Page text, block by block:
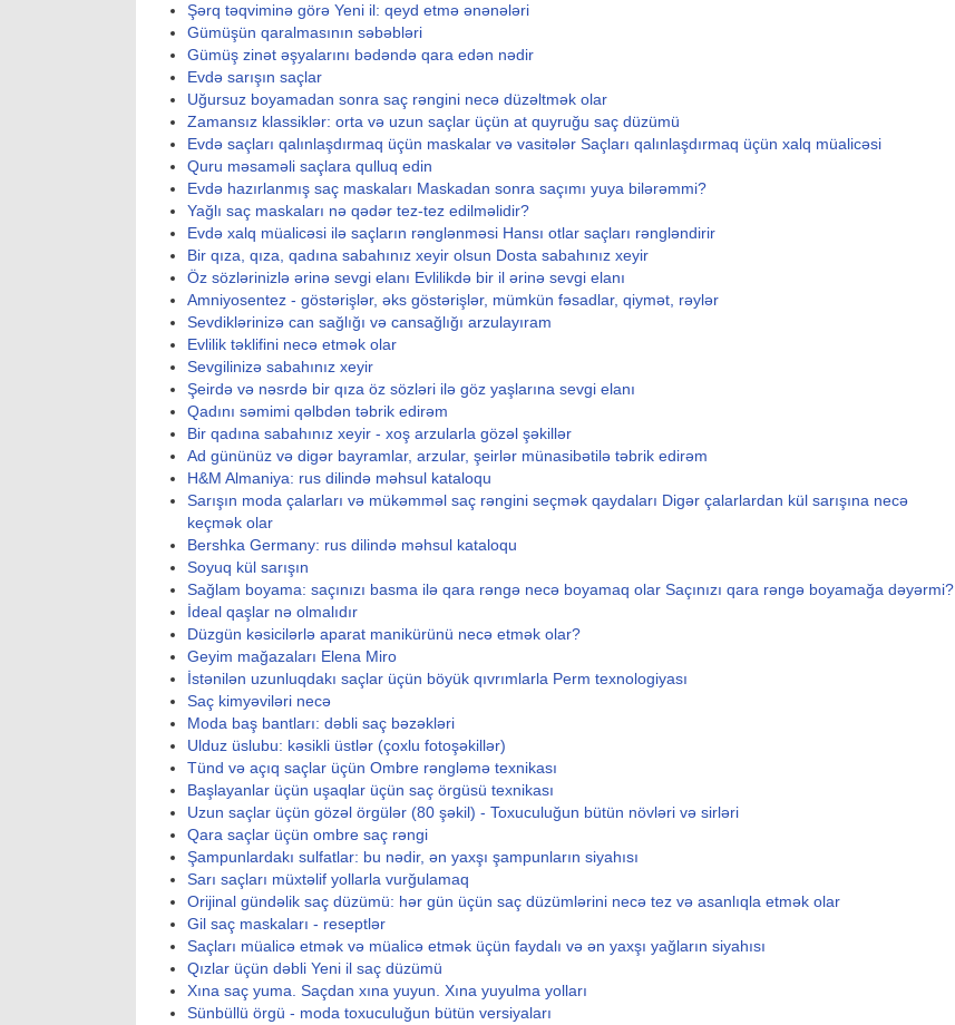
Şərq təqviminə görə Yeni il: qeyd etmə ənənələri
Gümüşün qaralmasının səbəbləri
Gümüş zinət əşyalarını bədəndə qara edən nədir
Evdə sarışın saçlar
Uğursuz boyamadan sonra saç rəngini necə düzəltmək olar
Zamansız klassiklər: orta və uzun saçlar üçün at quyruğu saç düzümü
Evdə saçları qalınlaşdırmaq üçün maskalar və vasitələr Saçları qalınlaşdırmaq üçün xalq müalicəsi
Quru məsaməli saçlara qulluq edin
Evdə hazırlanmış saç maskaları Maskadan sonra saçımı yuya bilərəmmi?
Yağlı saç maskaları nə qədər tez-tez edilməlidir?
Evdə xalq müalicəsi ilə saçların rənglənməsi Hansı otlar saçları rəngləndirir
Bir qıza, qıza, qadına sabahınız xeyir olsun Dosta sabahınız xeyir
Öz sözlərinizlə ərinə sevgi elanı Evlilikdə bir il ərinə sevgi elanı
Amniyosentez - göstərişlər, əks göstərişlər, mümkün fəsadlar, qiymət, rəylər
Sevdiklərinizə can sağlığı və cansağlığı arzulayıram
Evlilik təklifini necə etmək olar
Sevgilinizə sabahınız xeyir
Şeirdə və nəsrdə bir qıza öz sözləri ilə göz yaşlarına sevgi elanı
Qadını səmimi qəlbdən təbrik edirəm
Bir qadına sabahınız xeyir - xoş arzularla gözəl şəkillər
Ad gününüz və digər bayramlar, arzular, şeirlər münasibətilə təbrik edirəm
H&M Almaniya: rus dilində məhsul kataloqu
Sarışın moda çalarları və mükəmməl saç rəngini seçmək qaydaları Digər çalarlardan kül sarışına necə
keçmək olar
Bershka Germany: rus dilində məhsul kataloqu
Soyuq kül sarışın
Sağlam boyama: saçınızı basma ilə qara rəngə necə boyamaq olar Saçınızı qara rəngə boyamağa dəyərmi?
İdeal qaşlar nə olmalıdır
Düzgün kəsicilərlə aparat manikürünü necə etmək olar?
Geyim mağazaları Elena Miro
İstənilən uzunluqdakı saçlar üçün böyük qıvrımlarla Perm texnologiyası
Saç kimyəviləri necə
Moda baş bantları: dəbli saç bəzəkləri
Ulduz üslubu: kəsikli üstlər (çoxlu fotoşəkillər)
Tünd və açıq saçlar üçün Ombre rəngləmə texnikası
Başlayanlar üçün uşaqlar üçün saç örgüsü texnikası
Uzun saçlar üçün gözəl örgülər (80 şəkil) - Toxuculuğun bütün növləri və sirləri
Qara saçlar üçün ombre saç rəngi
Şampunlardakı sulfatlar: bu nədir, ən yaxşı şampunların siyahısı
Sarı saçları müxtəlif yollarla vurğulamaq
Orijinal gündəlik saç düzümü: hər gün üçün saç düzümlərini necə tez və asanlıqla etmək olar
Gil saç maskaları - reseptlər
Saçları müalicə etmək və müalicə etmək üçün faydalı və ən yaxşı yağların siyahısı
Qızlar üçün dəbli Yeni il saç düzümü
Xına saç yuma. Saçdan xına yuyun. Xına yuyulma yolları
Sünbüllü örgü - moda toxuculuğun bütün versiyaları